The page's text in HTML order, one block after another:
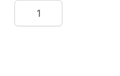
Menge